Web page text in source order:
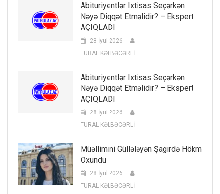
Abituriyentlər Ixtisas Seçərkən
Nəyə Diqqət Etməlidir? – Ekspert
AÇIQLADI
28 İyul 2026
TURAL KƏLBƏCƏRLİ
Abituriyentlər Ixtisas Seçərkən
Nəyə Diqqət Etməlidir? – Ekspert
AÇIQLADI
28 İyul 2026
TURAL KƏLBƏCƏRLİ
Müəllimini Güllələyən Şagirdə Hökm
Oxundu
28 İyul 2026
TURAL KƏLBƏCƏRLİ